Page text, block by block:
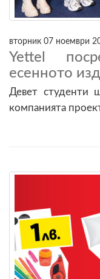
вторник 07 ноември
Yettel
есенното
Девет студенти
компанията